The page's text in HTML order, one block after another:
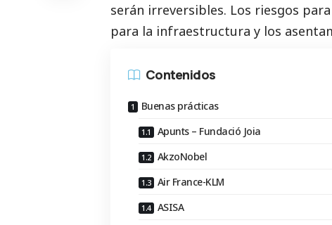
serán irreversibles. Los riesgos
para la infraestructura y los
Contenidos
Buenas prácticas
Apunts – Fundació Joia
AkzoNobel
Air France-KLM
ASISA